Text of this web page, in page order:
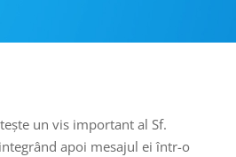
un vis important al Sf.
apoi mesajul ei într-o